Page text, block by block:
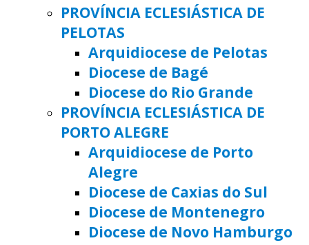
PROVÍNCIA ECLESIÁSTICA DE
PELOTAS
Arquidiocese de Pelotas
Diocese de Bagé
Diocese do Rio Grande
PROVÍNCIA ECLESIÁSTICA DE
PORTO ALEGRE
Arquidiocese de Porto
Alegre
Diocese de Caxias do Sul
Diocese de Montenegro
Diocese de Novo Hamburgo